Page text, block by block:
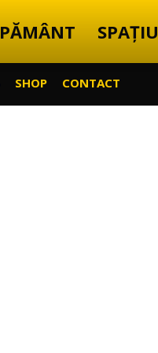
PĂMÂNT SPAȚIU
SHOP CONTACT